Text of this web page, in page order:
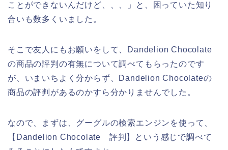
ことができないんだけど、、、」と、困っていた知り
合いも数多くいました。
そこで友人にもお願いをして、Dandelion Chocolate
の商品の評判の有無について調べてもらったのです
が、いまいちよく分からず、Dandelion Chocolateの
商品の評判があるのかすら分かりませんでした。
なので、まずは、グーグルの検索エンジンを使って、
【Dandelion Chocolate 評判】という感じで調べて